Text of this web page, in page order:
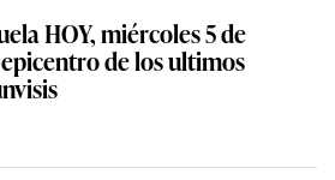
HOY, miércoles 5 de
de los ultimos